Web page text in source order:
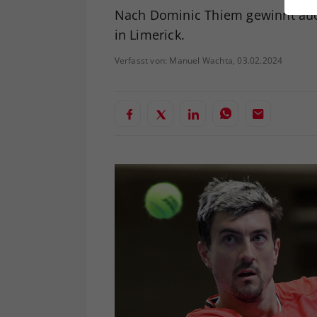
Nach Dominic Thiem gewinnt
in Limerick.
Verfasst von: Manuel Wachta, 03.02.2024